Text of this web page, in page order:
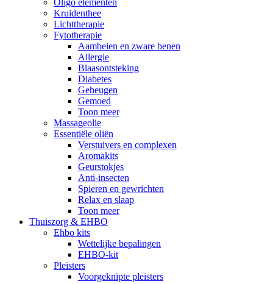
Kruidenthee
Lichttherapie
Fytotherapie
Aambeien en zware benen
Allergie
Blaasontsteking
Diabetes
Geheugen
Gemoed
Toon meer
Massageolie
Essentiële oliën
Verstuivers en complexen
Aromakits
Geurstokjes
Anti-insecten
Spieren en gewrichten
Relax en slaap
Toon meer
Thuiszorg & EHBO
Ehbo kits
Wettelijke bepalingen
EHBO-kit
Pleisters
Voorgeknipte pleisters